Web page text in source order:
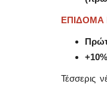
ΕΠΙΔΟΜΑ
Τέσσερις